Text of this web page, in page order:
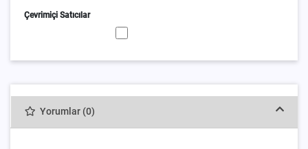
Çevrimiçi Satıcılar
Yorumlar (0)